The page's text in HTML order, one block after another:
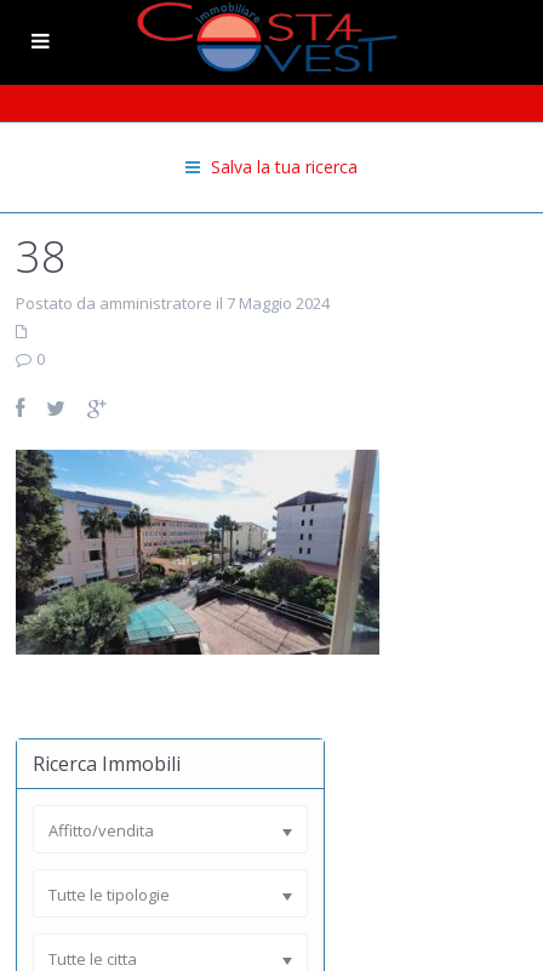
Salva la tua ricerca
38
Postato da amministratore il 7 Maggio 2024
0
Ricerca Immobili
Affitto/vendita
Tutte le tipologie
Tutte le citta